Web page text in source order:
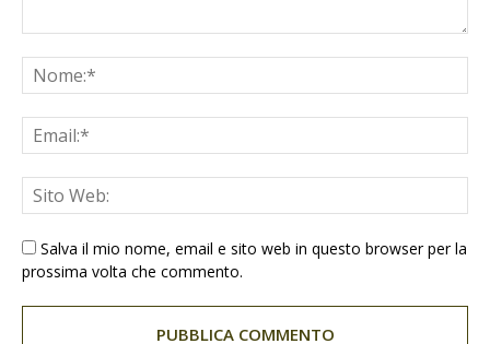
Salva il mio nome, email e sito web in questo browser per la
prossima volta che commento.